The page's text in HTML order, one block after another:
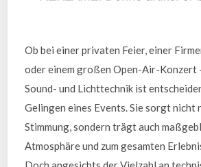
Ob bei einer privaten Feier, einer
oder einem großen Open-Air-Konzert
Sound- und Lichttechnik ist
Gelingen eines Events. Sie sorgt
Stimmung, sondern trägt auch
Atmosphäre und zum gesamten